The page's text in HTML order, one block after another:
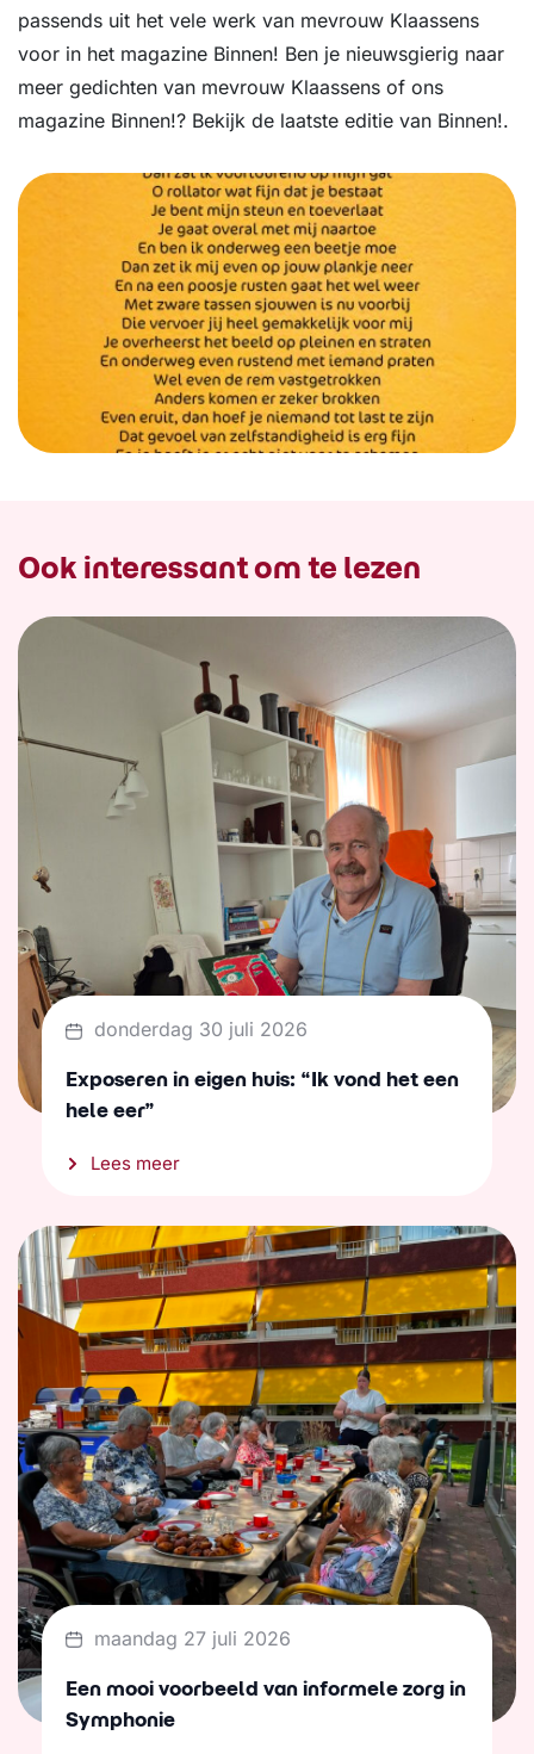
passends uit het vele werk van mevrouw Klaassens
voor in het magazine Binnen! Ben je nieuwsgierig naar
meer gedichten van mevrouw Klaassens of ons
magazine Binnen!? Bekijk de laatste editie van Binnen!.
Ook interessant om te lezen
donderdag 30 juli 2026
Exposeren in eigen huis: “Ik vond het een
hele eer”
Lees meer
maandag 27 juli 2026
Een mooi voorbeeld van informele zorg in
Symphonie